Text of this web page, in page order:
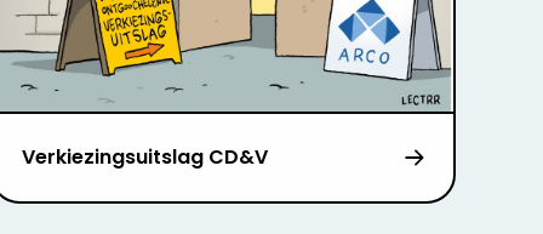
Verkiezingsuitslag CD&V